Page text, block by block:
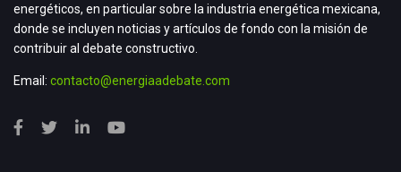
energéticos, en particular sobre la industria energética mexicana,
donde se incluyen noticias y artículos de fondo con la misión de
contribuir al debate constructivo.
Email: contacto@energiaadebate.com